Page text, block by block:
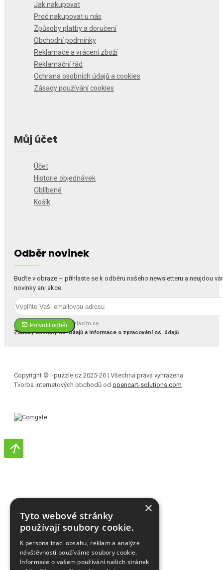
Jak nakupovat
Proč nakupovat u nás
Způsoby platby a doručení
Obchodní podmínky
Reklamace a vrácení zboží
Reklamační řád
Ochrana osobních údajů a cookies
Zásady používání cookies
Můj účet
Účet
Historie objednávek
Oblíbené
Košík
Odběr novinek
Buďte v obraze – přihlaste se k odběru našeho newsletteru a neujdou
novinky ani akce.
Potvrdit odběr
Četl(a) jsem a souhlasím se
Zásady ochrany os. údajů a informace o zpracování os. údajů
Copyright © i-puzzle.cz 2025-26 | Všechna práva vyhrazena.
Tvorba internetových obchodů od opencart-solutions.com
×
Tyto webové stránky
používají soubory cookie.
K personalizaci obsahu, reklam a analýze
návštěvnosti používáme soubory cookie.
Informace o vašem používání našich stránek